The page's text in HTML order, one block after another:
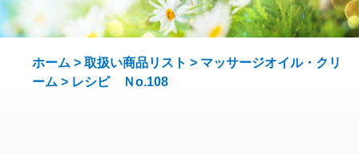
ホーム > 取扱い商品リスト > マッサージオイル・クリ
ーム > レシピ Ｎo.108